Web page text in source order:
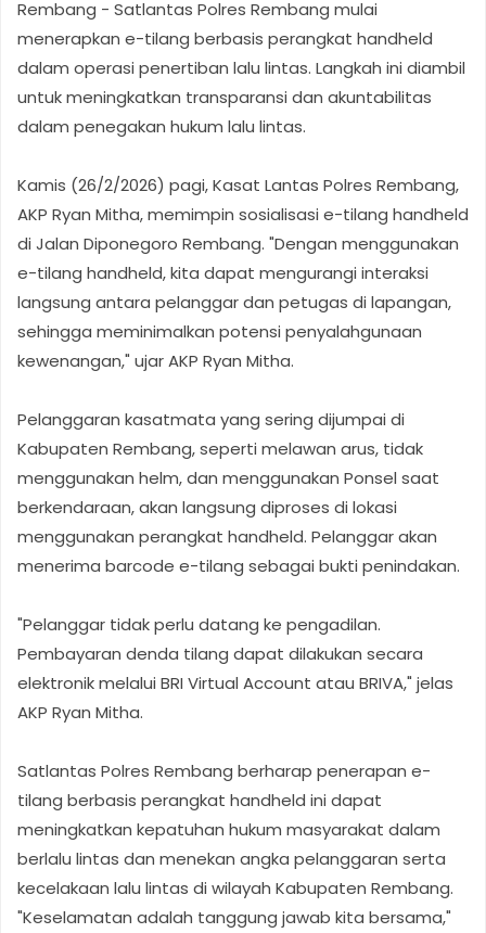
Rembang - Satlantas Polres Rembang mulai
menerapkan e-tilang berbasis perangkat handheld
dalam operasi penertiban lalu lintas. Langkah ini diambil
untuk meningkatkan transparansi dan akuntabilitas
dalam penegakan hukum lalu lintas.
Kamis (26/2/2026) pagi, Kasat Lantas Polres Rembang,
AKP Ryan Mitha, memimpin sosialisasi e-tilang handheld
di Jalan Diponegoro Rembang. "Dengan menggunakan
e-tilang handheld, kita dapat mengurangi interaksi
langsung antara pelanggar dan petugas di lapangan,
sehingga meminimalkan potensi penyalahgunaan
kewenangan," ujar AKP Ryan Mitha.
Pelanggaran kasatmata yang sering dijumpai di
Kabupaten Rembang, seperti melawan arus, tidak
menggunakan helm, dan menggunakan Ponsel saat
berkendaraan, akan langsung diproses di lokasi
menggunakan perangkat handheld. Pelanggar akan
menerima barcode e-tilang sebagai bukti penindakan.
"Pelanggar tidak perlu datang ke pengadilan.
Pembayaran denda tilang dapat dilakukan secara
elektronik melalui BRI Virtual Account atau BRIVA," jelas
AKP Ryan Mitha.
Satlantas Polres Rembang berharap penerapan e-
tilang berbasis perangkat handheld ini dapat
meningkatkan kepatuhan hukum masyarakat dalam
berlalu lintas dan menekan angka pelanggaran serta
kecelakaan lalu lintas di wilayah Kabupaten Rembang.
"Keselamatan adalah tanggung jawab kita bersama,"